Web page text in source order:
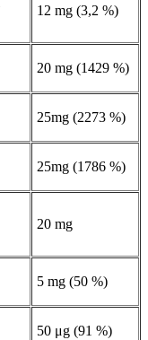
12 mg (3,2 %)
20 mg (1429 %)
25mg (2273 %)
25mg (1786 %)
20 mg
5 mg (50 %)
50 μg (91 %)